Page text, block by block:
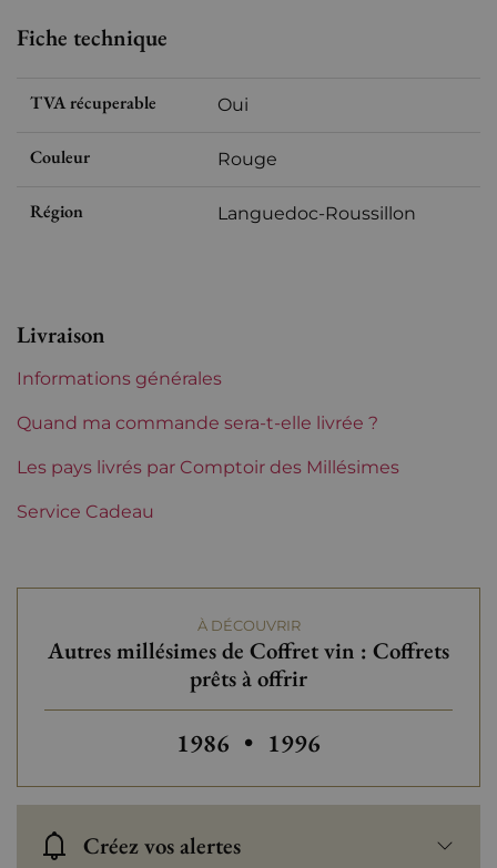
Fiche technique
TVA récuperable Oui
Couleur Rouge
Région Languedoc-Roussillon
Livraison
Informations générales
Quand ma commande sera-t-elle livrée ?
Les pays livrés par Comptoir des Millésimes
Service Cadeau
À DÉCOUVRIR
Autres millésimes de Coffret vin : Coffrets
prêts à offrir
Autres millésimes de Coffret
1986 • Autres millésimes de
1996
Créez vos alertes